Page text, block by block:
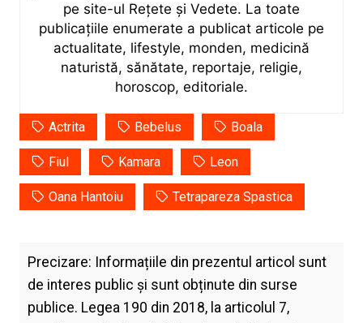
pe site-ul Rețete și Vedete. La toate
publicațiile enumerate a publicat articole pe
actualitate, lifestyle, monden, medicină
naturistă, sănătate, reportaje, religie,
horoscop, editoriale.
Actrita Bebelus Boala
Fiul Kamara Leon
Oana Hantoiu Tetrapareza Spastica
Precizare: Informațiile din prezentul articol sunt
de interes public și sunt obținute din surse
publice. Legea 190 din 2018, la articolul 7,